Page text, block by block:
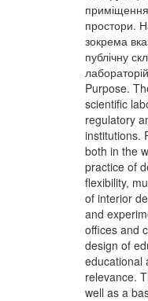
простори.
зокрема
публічну
Purpose.
scientific
regulatory
institutions.
both in the
practice of
flexibility,
of interior
and
offices and
design of
educational
relevance.
well as a